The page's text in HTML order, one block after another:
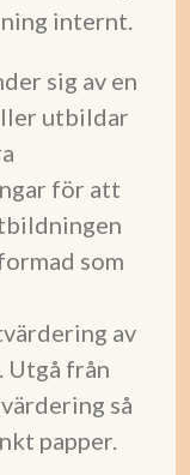
internt.
sig av en
utbildar
för att
som
av
från
så
papper.